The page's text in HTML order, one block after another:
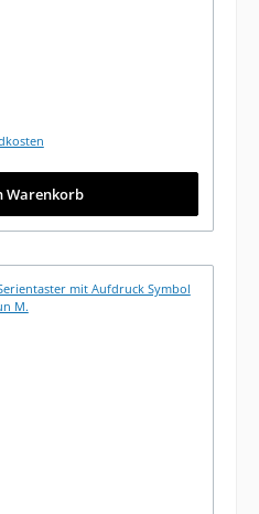
Warenkorb